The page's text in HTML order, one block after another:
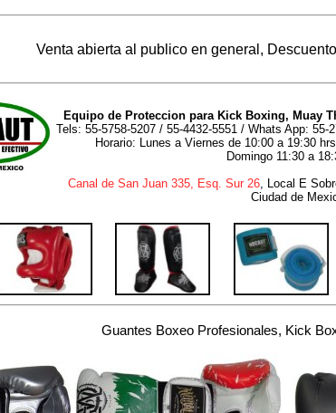
Venta abierta al publico en general,
Equipo de Proteccion para Kick Boxing, Muay
Tels: 55-5758-5207 / 55-4432-5551 / Whats App:
Horario: Lunes a Viernes de 10:00 a 19:30
Domingo 11:30 a
Canal de San Juan 335, Esq. Sur 26, Local E
Ciudad de
Guantes Boxeo Profesionales, Kick